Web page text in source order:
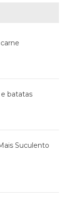
batatas
Suculento